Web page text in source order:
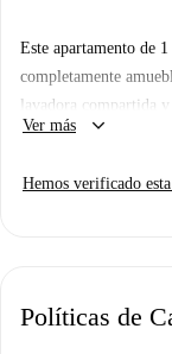
Este apartamento de
completamente
lavadora compartida
revisado
agua, gas y wifi,
varios restaurantes
Ver más keyboard_arrow_down
Hemos verificado
Políticas de